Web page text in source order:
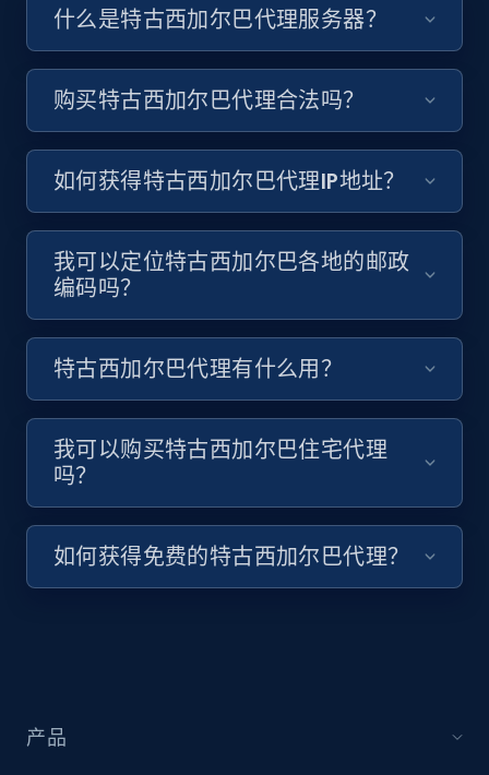
什么是特古西加尔巴代理服务器？
购买特古西加尔巴代理合法吗？
如何获得特古西加尔巴代理IP地址？
我可以定位特古西加尔巴各地的邮政
编码吗？
特古西加尔巴代理有什么用？
我可以购买特古西加尔巴住宅代理
吗？
如何获得免费的特古西加尔巴代理？
产品